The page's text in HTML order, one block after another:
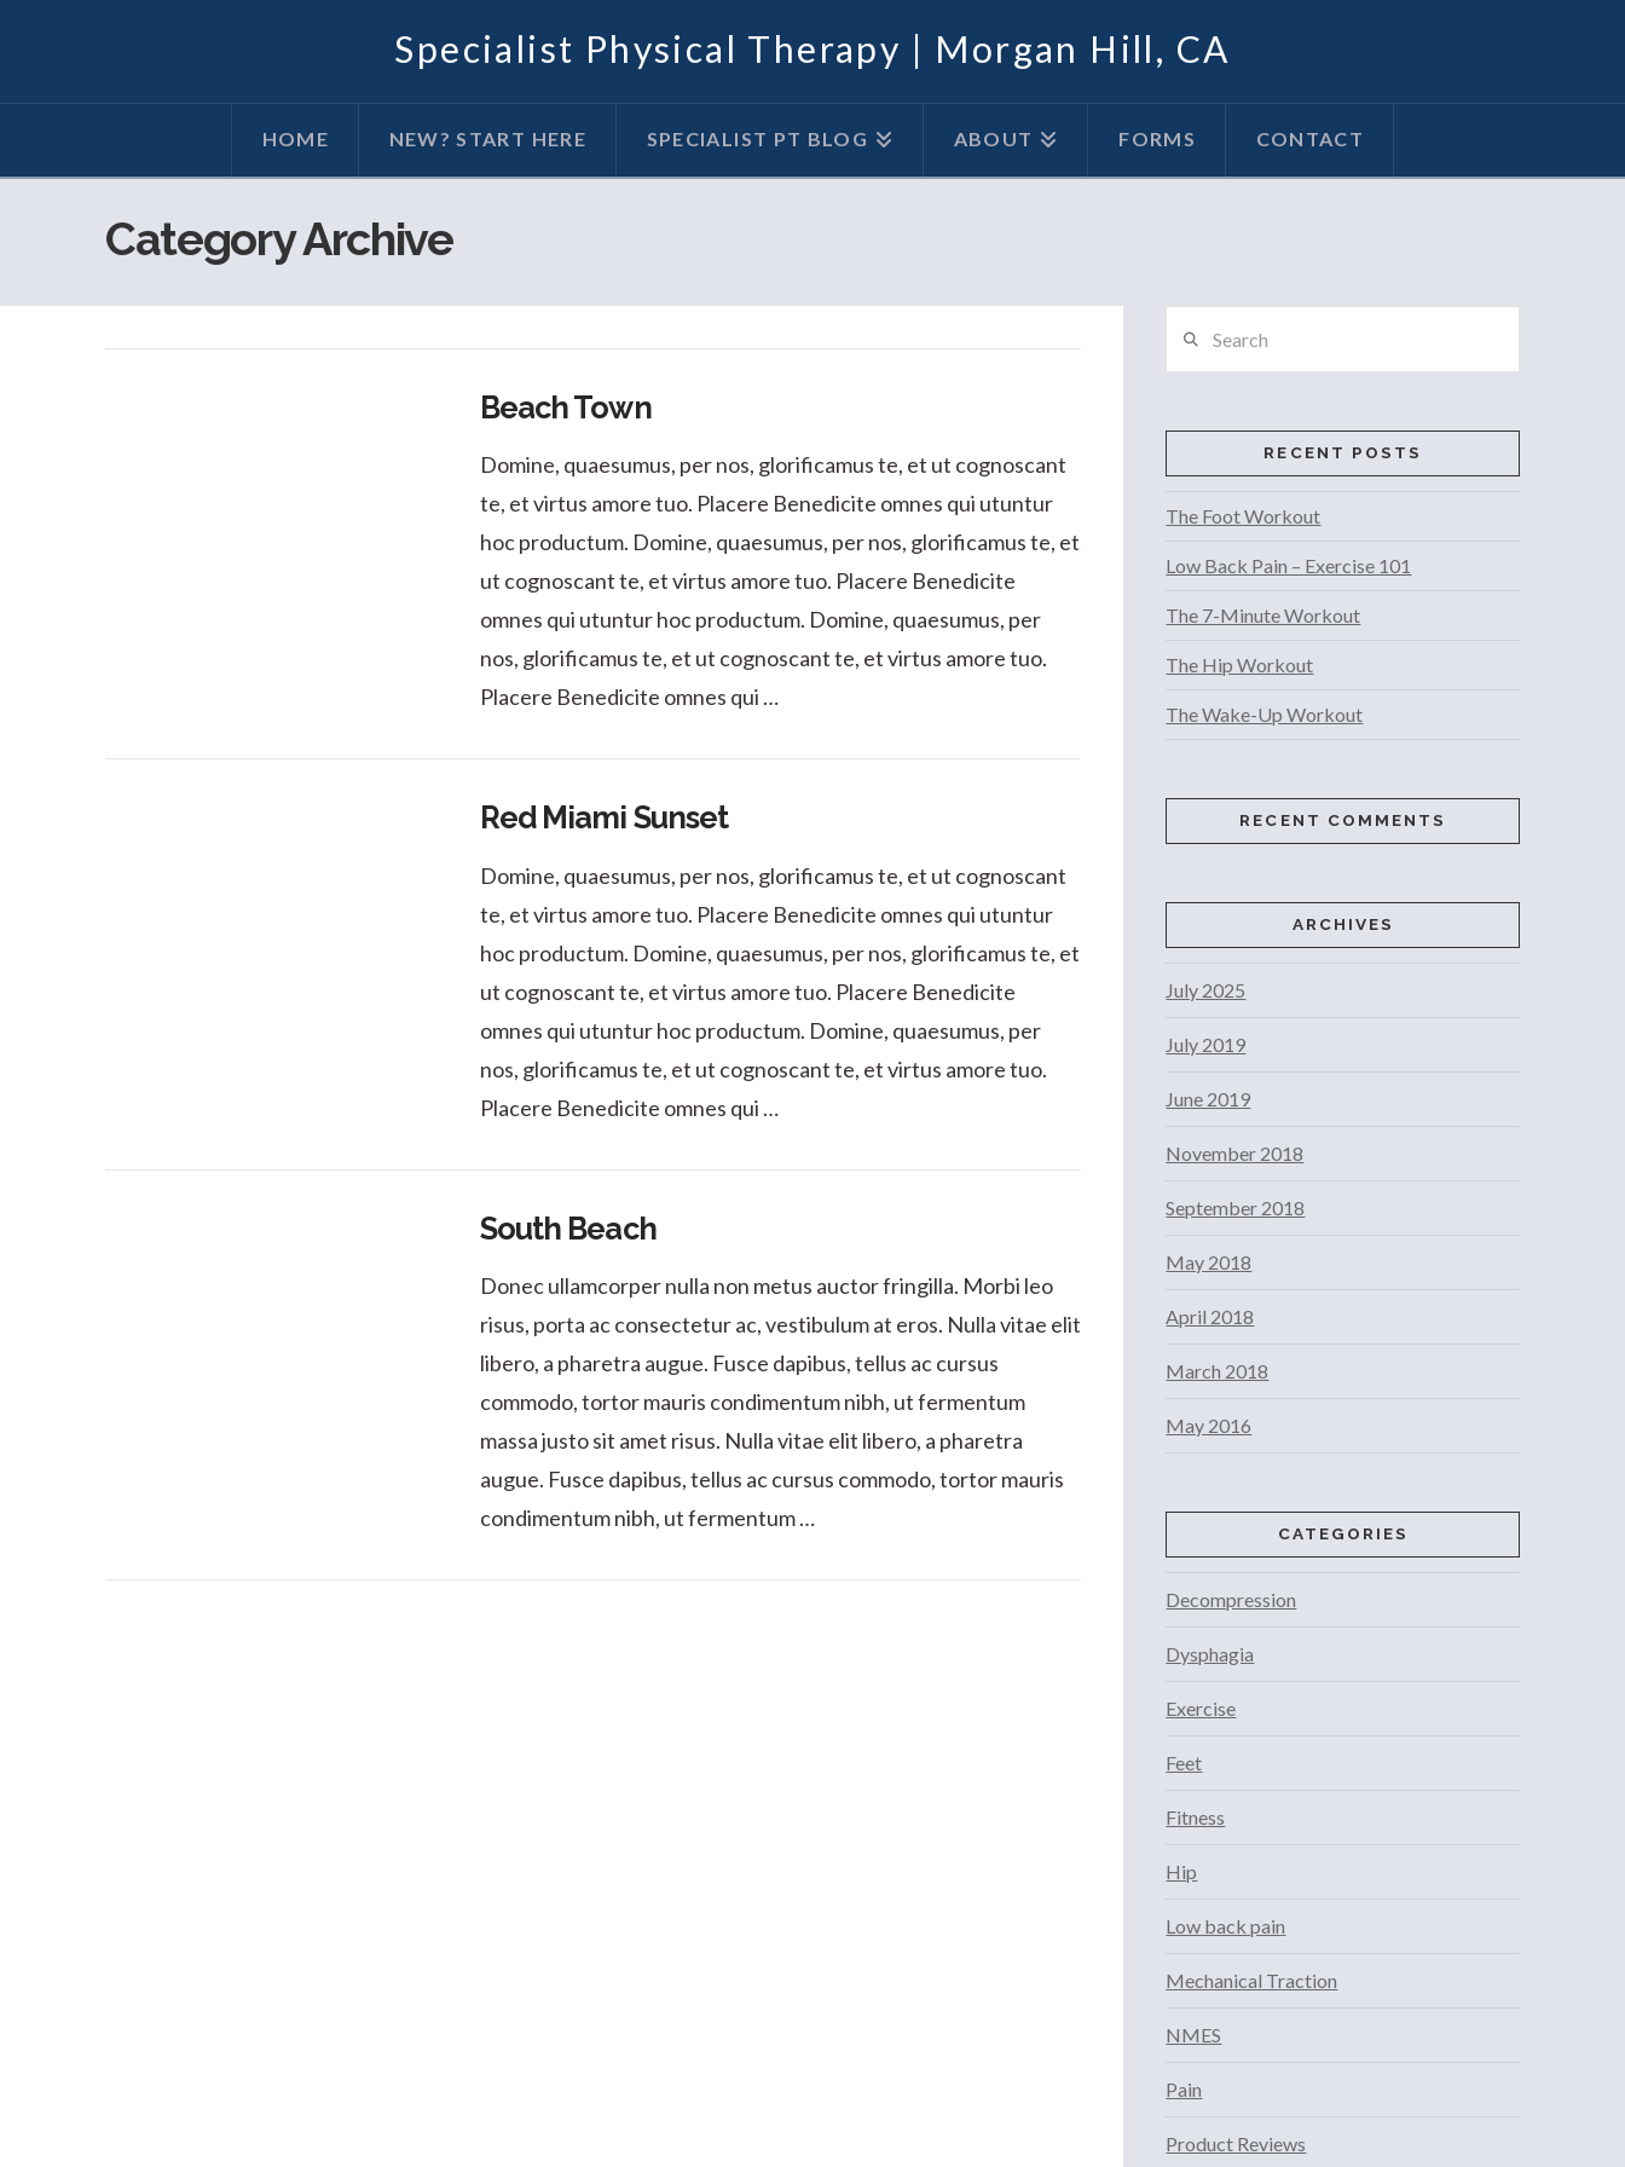
Specialist Physical Therapy | Morgan Hill, CA
HOME NEW? START HERE SPECIALIST PT BLOG ABOUT FORMS CONTACT
Category Archive
Beach Town
Domine, quaesumus, per nos, glorificamus te, et ut cognoscant
te, et virtus amore tuo. Placere Benedicite omnes qui utuntur
hoc productum. Domine, quaesumus, per nos, glorificamus te, et
ut cognoscant te, et virtus amore tuo. Placere Benedicite
omnes qui utuntur hoc productum. Domine, quaesumus, per
nos, glorificamus te, et ut cognoscant te, et virtus amore tuo.
Placere Benedicite omnes qui …
Red Miami Sunset
Domine, quaesumus, per nos, glorificamus te, et ut cognoscant
te, et virtus amore tuo. Placere Benedicite omnes qui utuntur
hoc productum. Domine, quaesumus, per nos, glorificamus te, et
ut cognoscant te, et virtus amore tuo. Placere Benedicite
omnes qui utuntur hoc productum. Domine, quaesumus, per
nos, glorificamus te, et ut cognoscant te, et virtus amore tuo.
Placere Benedicite omnes qui …
South Beach
Donec ullamcorper nulla non metus auctor fringilla. Morbi leo
risus, porta ac consectetur ac, vestibulum at eros. Nulla vitae elit
libero, a pharetra augue. Fusce dapibus, tellus ac cursus
commodo, tortor mauris condimentum nibh, ut fermentum
massa justo sit amet risus. Nulla vitae elit libero, a pharetra
augue. Fusce dapibus, tellus ac cursus commodo, tortor mauris
condimentum nibh, ut fermentum …
RECENT POSTS
The Foot Workout
Low Back Pain – Exercise 101
The 7-Minute Workout
The Hip Workout
The Wake-Up Workout
RECENT COMMENTS
ARCHIVES
July 2025
July 2019
June 2019
November 2018
September 2018
May 2018
April 2018
March 2018
May 2016
CATEGORIES
Decompression
Dysphagia
Exercise
Feet
Fitness
Hip
Low back pain
Mechanical Traction
NMES
Pain
Product Reviews